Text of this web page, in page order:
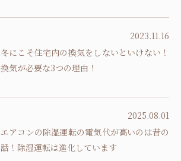
2023.11.16
冬にこそ住宅内の換気をしないといけない！
換気が必要な3つの理由！
2025.08.01
エアコンの除湿運転の電気代が高いのは昔の
話！除湿運転は進化しています